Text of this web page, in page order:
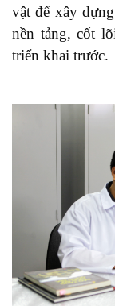
vật để xây
nền tảng, cốt
triển khai trước.